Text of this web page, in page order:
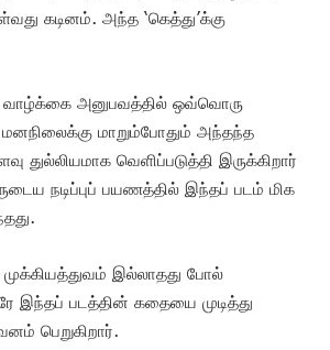
கடினம். அந்த ‘கெத்து’க்கு
வாழ்க்கை அனுபவத்தில் ஒவ்வொரு
மாறும்போதும் அந்தந்த
துல்லியமாக வெளிப்படுத்தி இருக்கிறார்
நடிப்புப் பயணத்தில் இந்தப் படம் மிக
முக்கியத்துவம் இல்லாதது போல்
இந்தப் படத்தின் கதையை முடித்து
பெறுகிறார்.